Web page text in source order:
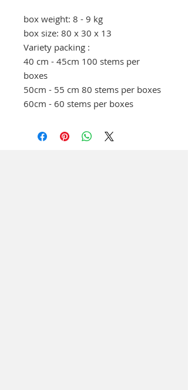
box weight: 8 - 9 kg
box size: 80 x 30 x 13
Variety packing :
40 cm - 45cm 100 stems per
boxes
50cm - 55 cm 80 stems per boxes
60cm - 60 stems per boxes